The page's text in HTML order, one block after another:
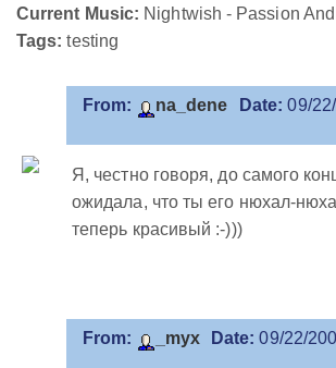
Current Music: Nightwish - Passion
Tags: testing
From: na_dene Date: 09/
Я, честно говоря, до самого
ожидала, что ты его нюхал-
теперь красивый :-)))
From: _myx Date: 09/22/